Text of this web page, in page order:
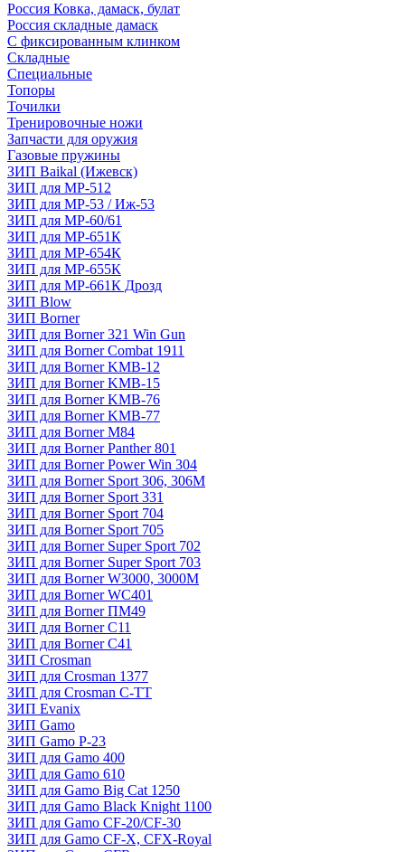
Россия Ковка, дамаск, булат
Россия складные дамаск
С фиксированным клинком
Складные
Специальные
Топоры
Точилки
Тренировочные ножи
Запчасти для оружия
Газовые пружины
ЗИП Baikal (Ижевск)
ЗИП для МР-512
ЗИП для МР-53 / Иж-53
ЗИП для МР-60/61
ЗИП для МР-651К
ЗИП для МР-654К
ЗИП для МР-655К
ЗИП для МР-661К Дрозд
ЗИП Blow
ЗИП Borner
ЗИП для Borner 321 Win Gun
ЗИП для Borner Combat 1911
ЗИП для Borner KMB-12
ЗИП для Borner KMB-15
ЗИП для Borner KMB-76
ЗИП для Borner KMB-77
ЗИП для Borner M84
ЗИП для Borner Panther 801
ЗИП для Borner Power Win 304
ЗИП для Borner Sport 306, 306M
ЗИП для Borner Sport 331
ЗИП для Borner Sport 704
ЗИП для Borner Sport 705
ЗИП для Borner Super Sport 702
ЗИП для Borner Super Sport 703
ЗИП для Borner W3000, 3000М
ЗИП для Borner WC401
ЗИП для Borner ПМ49
ЗИП для Borner С11
ЗИП для Borner С41
ЗИП Crosman
ЗИП для Crosman 1377
ЗИП для Crosman C-TT
ЗИП Evanix
ЗИП Gamo
ЗИП Gamo P-23
ЗИП для Gamo 400
ЗИП для Gamo 610
ЗИП для Gamo Big Cat 1250
ЗИП для Gamo Black Knight 1100
ЗИП для Gamo CF-20/CF-30
ЗИП для Gamo CF-X, CFX-Royal